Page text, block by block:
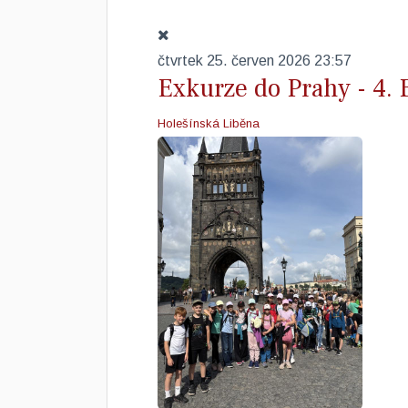
čtvrtek 25. červen 2026 23:57
Exkurze do Prahy - 4.
Holešínská Liběna